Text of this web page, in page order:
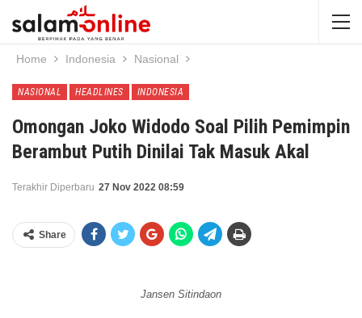
Home Indonesia Nasional
NASIONAL HEADLINES INDONESIA
Omongan Joko Widodo Soal Pilih Pemimpin
Berambut Putih Dinilai Tak Masuk Akal
Terakhir Diperbaru 27 Nov 2022 08:59
Share
Jansen Sitindaon